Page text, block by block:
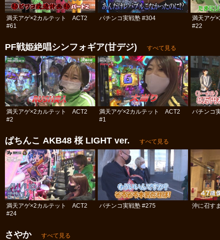
満天アゲ×2カルテット ACT2
#61
パチンコ実戦塾 #304
満天アゲ
#22
PF戦姫絶唱シンフォギア(甘デジ) すべて見る
満天アゲ×2カルテット ACT2
#2
満天アゲ×2カルテット ACT2
#1
パチンコ
ぱちんこ AKB48 桜 LIGHT ver. すべて見る
満天アゲ×2カルテット ACT2
#24
パチンコ実戦塾 #275 沖に召す
さやか すべて見る